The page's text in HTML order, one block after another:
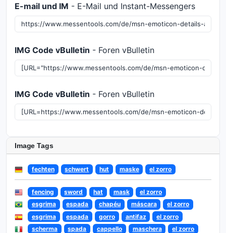
E-mail und IM - E-Mail und Instant-Messengers
IMG Code vBulletin - Foren vBulletin
IMG Code vBulletin - Foren vBulletin
Image Tags
fechten schwert hut maske el zorro
fencing sword hat mask
el zorro
esgrima
espada chapéu máscara
el zorro
esgrima
espada gorro antifaz
el zorro
scherma
spada cappello maschera
el zorro